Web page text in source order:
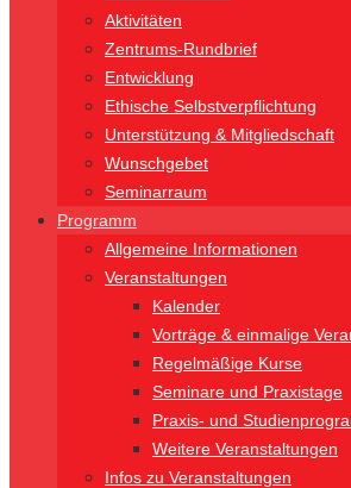
Aktivitäten
Zentrums-Rundbrief
Entwicklung
Ethische Selbstverpflichtung
Unterstützung & Mitgliedschaft
Wunschgebet
Seminarraum
Programm
Allgemeine Informationen
Veranstaltungen
Kalender
Vorträge & einmalige
Regelmäßige Kurse
Seminare und Praxistage
Praxis- und
Weitere Veranstaltungen
Infos zu Veranstaltungen